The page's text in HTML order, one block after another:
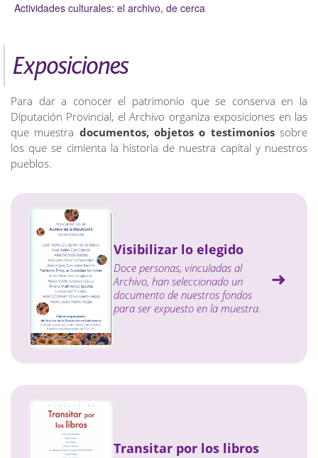
Actividades culturales: el archivo, de cerca
Exposiciones
Para dar a conocer el patrimonio que se conserva en la
Diputación Provincial, el Archivo organiza exposiciones en las
que muestra documentos, objetos o testimoniossobre
los que se cimienta la historia de nuestra capital y nuestros
pueblos.
Visibilizar lo elegido
Doce personas, vinculadas al
Archivo, han seleccionado un
documento de nuestros fondos
para ser expuesto en la muestra.
Transitar por los libros